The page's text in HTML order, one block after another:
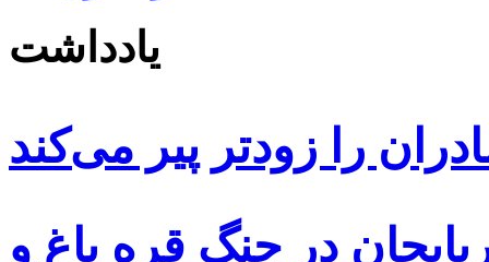
یادداشت
را زودتر پیر می‌کند
در جنگ قره باغ و